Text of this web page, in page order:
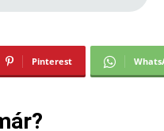
Pinterest